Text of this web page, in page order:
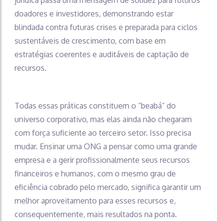
doadores e investidores, demonstrando estar
blindada contra futuras crises e preparada para ciclos
sustentáveis de crescimento, com base em
estratégias coerentes e auditáveis de captação de
recursos.
Todas essas práticas constituem o “beabá” do
universo corporativo, mas elas ainda não chegaram
com força suficiente ao terceiro setor. Isso precisa
mudar. Ensinar uma ONG a pensar como uma grande
empresa e a gerir profissionalmente seus recursos
financeiros e humanos, com o mesmo grau de
eficiência cobrado pelo mercado, significa garantir um
melhor aproveitamento para esses recursos e,
consequentemente, mais resultados na ponta.